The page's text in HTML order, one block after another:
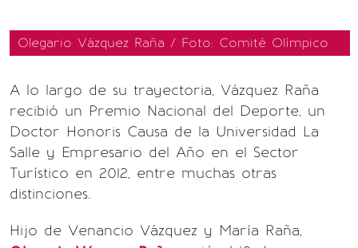
Olegario Vázquez Raña / Foto: Comité Olímpico
A lo largo de su trayectoria, Vázquez Raña
recibió un Premio Nacional del Deporte, un
Doctor Honoris Causa de la Universidad La
Salle y Empresario del Año en el Sector
Turístico en 2012, entre muchas otras
distinciones.
Hijo de Venancio Vázquez y María Raña,